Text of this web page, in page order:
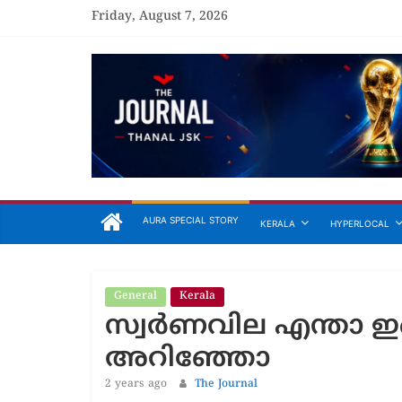
Friday, August 7, 2026
The
Journal
Unfolding
Truth
AURA SPECIAL STORY KERALA HYPERLOCAL
General Kerala
സ്വര്‍ണവില എന്താ
അറിഞ്ഞോ
2 years ago The Journal
attiri